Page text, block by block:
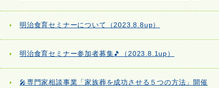
明治食育セミナーについて（2023.8.8up）
明治食育セミナー参加者募集🎵（2023.8.1up）
🎤専門家相談事業「家族葬を成功させる５つの方法」開催